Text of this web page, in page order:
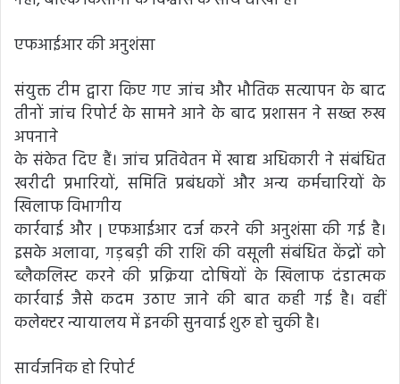
एफआईआर की अनुशंसा
संयुक्त टीम द्वारा किए गए जांच और भौतिक सत्यापन के बाद
तीनों जांच रिपोर्ट के सामने आने के बाद प्रशासन ने सख्त रुख
अपनाने
के संकेत दिए हैं। जांच प्रतिवेतन में खाद्य अधिकारी ने संबंधित
खरीदी प्रभारियों, समिति प्रबंधकों और अन्य कर्मचारियों के
खिलाफ विभागीय
कार्रवाई और | एफआईआर दर्ज करने की अनुशंसा की गई है।
इसके अलावा, गड़बड़ी की राशि की वसूली संबंधित केंद्रों को
ब्लैकलिस्ट करने की प्रक्रिया दोषियों के खिलाफ दंडात्मक
कार्रवाई जैसे कदम उठाए जाने की बात कही गई है। वहीं
कलेक्टर न्यायालय में इनकी सुनवाई शुरु हो चुकी है।
सार्वजनिक हो रिपोर्ट